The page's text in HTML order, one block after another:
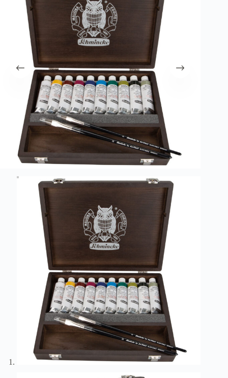
λειτουργία του site. Διαβάστε περισσότερα στο
πολιτική απορρήτου
Register
Username or Email Address
Get New Password
← Back to login